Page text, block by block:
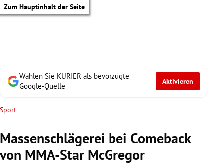
Zum Hauptinhalt der Seite
Wählen Sie KURIER als bevorzugte
Google-Quelle
Aktivieren
Sport
Massenschlägerei bei Comeback
von MMA-Star McGregor